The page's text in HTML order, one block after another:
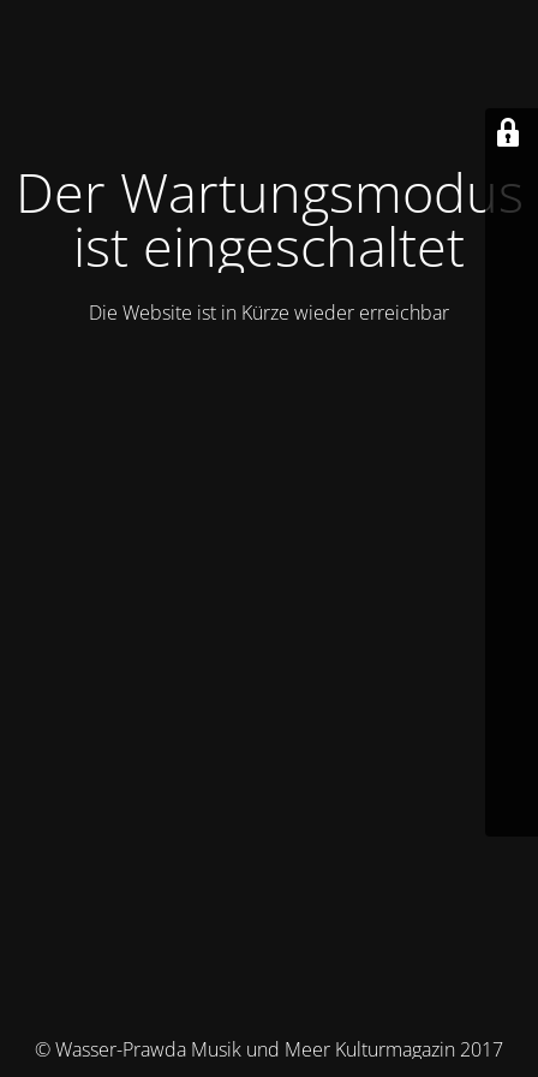
Der Wartungsmodus
ist eingeschaltet
Die Website ist in Kürze wieder erreichbar
© Wasser-Prawda Musik und Meer Kulturmagazin 2017